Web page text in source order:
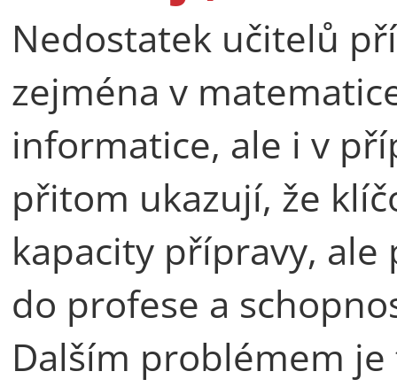
Nedostatek učitelů
zejména v
informatice, ale i v
přitom ukazují, že
kapacity přípravy,
do profese a
Dalším problémem